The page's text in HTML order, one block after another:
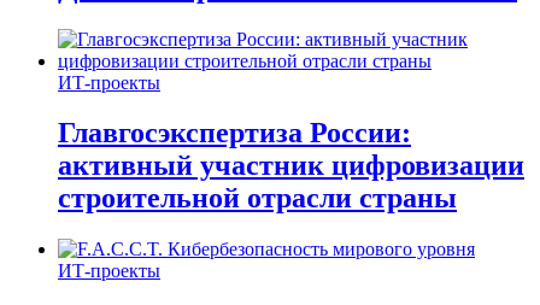
ИТ-проекты
Главгосэкспертиза России:
активный участник цифровизации
строительной отрасли страны
ИТ-проекты